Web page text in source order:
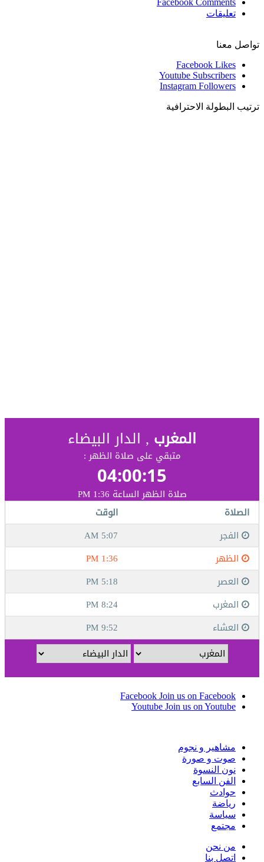
تعليقات
تواصل معنا
Facebook Likes
Youtube Subscribers
Instagram Followers
ترتيب البطولة الاحترافية
Facebook Join us on Facebook
Youtube Join us on Youtube
مشاهير و نجوم
صوت و صورة
نون النسوة
الفن السابع
حوادث
رياضة
سياسة
مجتمع
من نحن
اتصل بنا